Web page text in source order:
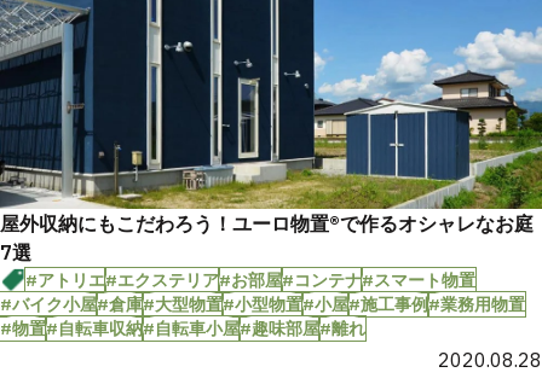
屋外収納にもこだわろう！ユーロ物置®︎で作るオシャレなお庭
7選
#アトリエ#エクステリア#お部屋#コンテナ#スマート物置
#バイク小屋#倉庫#大型物置#小型物置#小屋#施工事例#業務用物置
#物置#自転車収納#自転車小屋#趣味部屋#離れ
2020.08.28